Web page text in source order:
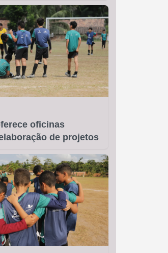
oficinas
de projetos